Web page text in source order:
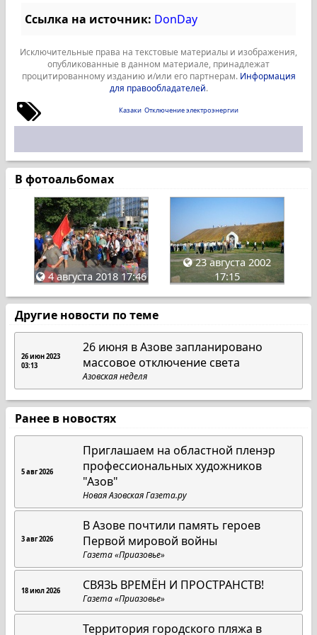
Ссылка на источник: DonDay
Исключительные права на текстовые материалы и изображения,
опубликованные в данном материале, принадлежат
процитированному изданию и/или его партнерам. Информация
для правообладателей.
Казаки Отключение электроэнергии
В фотоальбомах
4 августа 2018 17:46
23 августа 2002
17:15
Другие новости по теме
26 июн 2023
03:13
26 июня в Азове запланировано
массовое отключение света
Азовская неделя
Ранее в новостях
5 авг 2026
Приглашаем на областной пленэр
профессиональных художников
"Азов"
Новая Азовская Газета.ру
3 авг 2026
В Азове почтили память героев
Первой мировой войны
Газета «Приазовье»
18 июл 2026 СВЯЗЬ ВРЕМЁН И ПРОСТРАНСТВ!
Газета «Приазовье»
Территория городского пляжа в